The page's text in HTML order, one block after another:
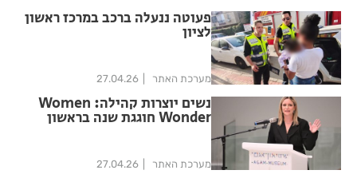
פעוטה ננעלה ברכב במרכז ראשון
לציון
מערכת האתר 27.04.26
נשים יוצרות קהילה: Women
Wonder חוגגת שנה בראשון
מערכת האתר 27.04.26